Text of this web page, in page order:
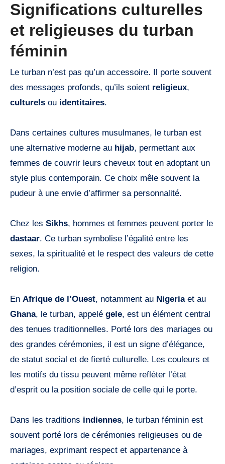
Significations culturelles
et religieuses du turban
féminin
Le turban n’est pas qu’un accessoire. Il porte souvent
des messages profonds, qu’ils soient religieux,
culturels ou identitaires.
Dans certaines cultures musulmanes, le turban est
une alternative moderne au hijab, permettant aux
femmes de couvrir leurs cheveux tout en adoptant un
style plus contemporain. Ce choix mêle souvent la
pudeur à une envie d’affirmer sa personnalité.
Chez les Sikhs, hommes et femmes peuvent porter le
dastaar. Ce turban symbolise l’égalité entre les
sexes, la spiritualité et le respect des valeurs de cette
religion.
En Afrique de l’Ouest, notamment au Nigeriaet au
Ghana, le turban, appelé gele, est un élément central
des tenues traditionnelles. Porté lors des mariages ou
des grandes cérémonies, il est un signe d’élégance,
de statut social et de fierté culturelle. Les couleurs et
les motifs du tissu peuvent même refléter l’état
d’esprit ou la position sociale de celle qui le porte.
Dans les traditions indiennes, le turban féminin est
souvent porté lors de cérémonies religieuses ou de
mariages, exprimant respect et appartenance à